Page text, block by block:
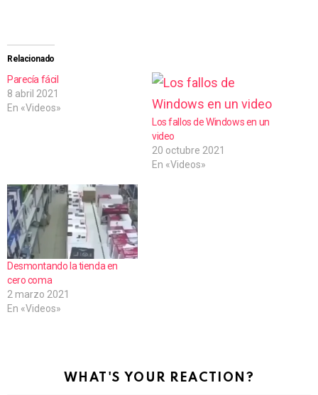
g
a
n
.
.
Relacionado
Parecía fácil
8 abril 2021
En «Videos»
Los fallos de Windows en un
video
20 octubre 2021
En «Videos»
Desmontando la tienda en
cero coma
2 marzo 2021
En «Videos»
WHAT'S YOUR REACTION?